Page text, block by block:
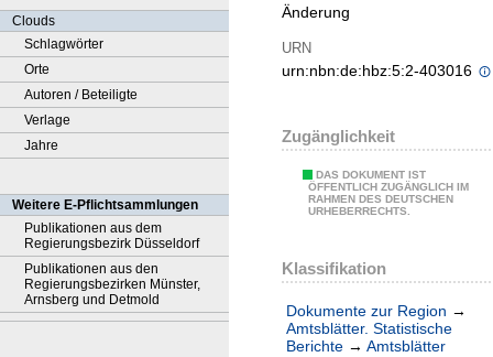
Clouds
Schlagwörter
Orte
Autoren / Beteiligte
Verlage
Jahre
Weitere E-Pflichtsammlungen
Publikationen aus dem
Regierungsbezirk Düsseldorf
Publikationen aus den
Regierungsbezirken Münster,
Arnsberg und Detmold
Änderung
URN
urn:nbn:de:hbz:5:2-403016
Zugänglichkeit
DAS DOKUMENT IST
ÖFFENTLICH ZUGÄNGLICH IM
RAHMEN DES DEUTSCHEN
URHEBERRECHTS.
Klassifikation
Dokumente zur Region →
Amtsblätter. Statistische
Berichte → Amtsblätter